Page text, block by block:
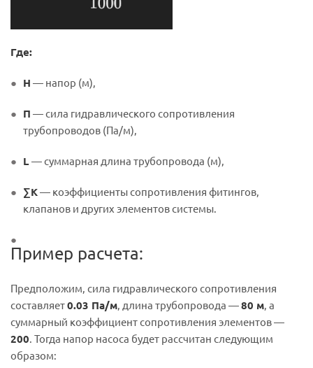
Где:
H — напор (м),
П — сила гидравлического сопротивления
трубопроводов (Па/м),
L— суммарная длина трубопровода (м),
∑K— коэффициенты сопротивления фитингов,
клапанов и других элементов системы.
Пример расчета:
Предположим, сила гидравлического сопротивления
составляет0.03 Па/м, длина трубопровода —80 м, а
суммарный коэффициент сопротивления элементов —
200. Тогда напор насоса будет рассчитан следующим
образом: